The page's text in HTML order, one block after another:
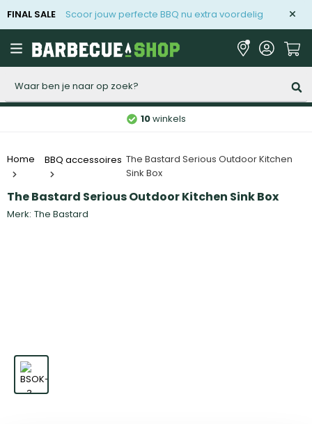
FINAL SALE Scoor jouw perfecte BBQ nu extra voordelig
10winkels
Home BBQ accessoires The Bastard Serious Outdoor Kitchen
Sink Box
The Bastard Serious Outdoor Kitchen Sink Box
Merk: The Bastard